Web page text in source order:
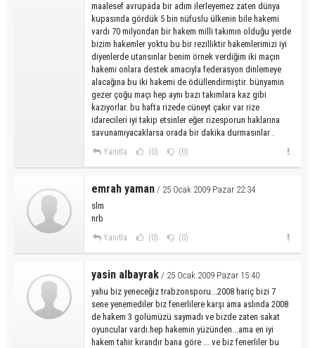
maalesef avrupada bir adım ilerleyemez zaten dünya
kupasında gördük 5 bin nüfuslu ülkenin bile hakemi
vardı 70 milyondan bir hakem milli takımın olduğu yerde
bizim hakemler yoktu bu bir rezilliktir hakemlerimizi iyi
diyenlerde utansınlar benim örnek verdiğim iki maçın
hakemi onlara destek amacıyla federasyon dinlemeye
alacağına bu iki hakemi de ödüllendirmiştir. bünyamin
gezer çoğu maçı hep aynı bazı takımlara kaz gibi
kazıyorlar. bu hafta rizede cüneyt çakır var rize
idarecileri iyi takip etsinler eğer rizesporun haklarına
savunamıyacaklarsa orada bir dakika durmasınlar .
Yanıtla (0) (0)
emrah yaman / 25 Ocak 2009 Pazar 22:34
slm
nrb
Yanıtla (0) (0)
yasin albayrak / 25 Ocak 2009 Pazar 15:40
yahu biz yeneceğiz trabzonsporu...2008 hariç bizi 7
sene yenemediler biz fenerlilere karşı ama aslında 2008
de hakem 3 golümüzü saymadı ve bizde zaten sakat
oyuncular vardı.hep hakemin yüzünden...ama en iyi
hakem tahir kırandır bana göre ... ve biz fenerliler bu